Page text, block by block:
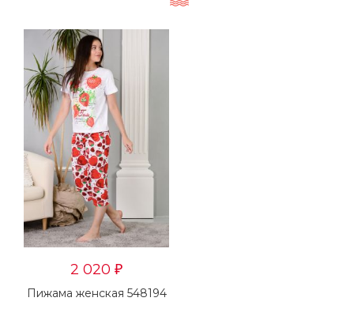
2 020 ₽
Пижама женская 548194